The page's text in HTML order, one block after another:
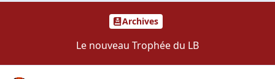
Archives
Le nouveau Trophée du LB